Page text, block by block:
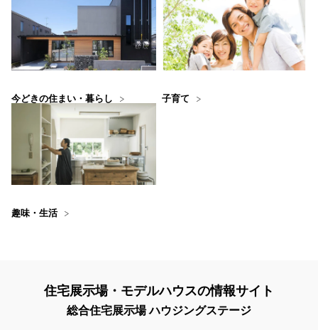
今どきの住まい・暮らし 子育て
趣味・生活
住宅展示場・モデルハウスの情報サイト
総合住宅展示場 ハウジングステージ